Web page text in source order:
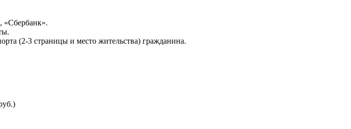
«Сбербанк».
(2-3 страницы и место жительства) гражданина.